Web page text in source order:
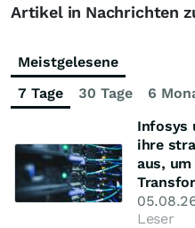
Artikel in Nachrichten
Meistgelesene
7 Tage
30 Tage
6
Infosys
ihre
aus,
Leser